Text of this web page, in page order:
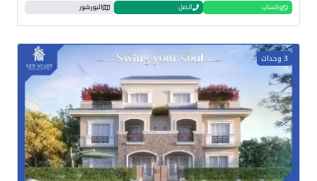
واتساب اتصل البورشور
3 وحدات